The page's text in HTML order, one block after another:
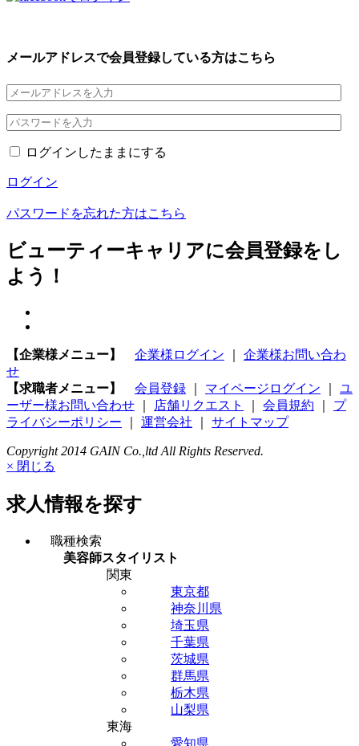
メールアドレスで会員登録している方はこちら
ログインしたままにする
ログイン
パスワードを忘れた方はこちら
ビューティーキャリアに会員登録をし
よう！
【企業様メニュー】 企業様ログイン
企業様お問い合わ
せ
【求職者メニュー】
会員登録 マイページログイン
ユ
ーザー様お問い合わせ
店舗リクエスト 会員規約
プ
ライバシーポリシー
運営会社 サイトマップ
Copyright 2014 GAIN Co.,ltd All Rights Reserved.
× 閉じる
求人情報を探す
職種検索
美容師スタイリスト
関東
東京都
神奈川県
埼玉県
千葉県
茨城県
群馬県
栃木県
山梨県
東海